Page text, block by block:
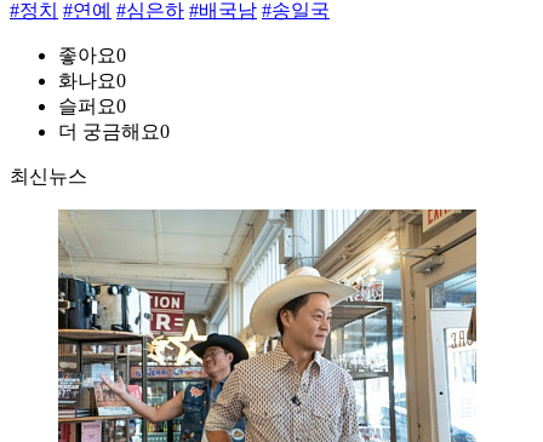
#정치 #연예 #심은하 #배국남 #송일국
좋아요0
화나요0
슬퍼요0
더 궁금해요0
최신뉴스